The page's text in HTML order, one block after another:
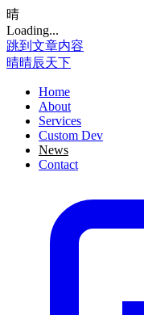
晴
Loading...
跳到文章内容
晴晴辰天下
Home
About
Services
Custom Dev
News
Contact